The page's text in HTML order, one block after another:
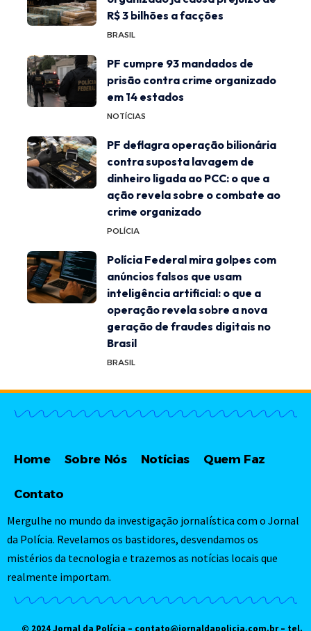
R$ 3 bilhões a facções
BRASIL
PF cumpre 93 mandados de
prisão contra crime organizado
em 14 estados
NOTÍCIAS
PF deflagra operação bilionária
contra suposta lavagem de
dinheiro ligada ao PCC: o que a
ação revela sobre o combate ao
crime organizado
POLÍCIA
Polícia Federal mira golpes com
anúncios falsos que usam
inteligência artificial: o que a
operação revela sobre a nova
geração de fraudes digitais no
Brasil
BRASIL
Home Sobre Nós Notícias Quem Faz
Contato
Mergulhe no mundo da investigação jornalística com o Jornal
da Polícia. Revelamos os bastidores, desvendamos os
mistérios da tecnologia e trazemos as notícias locais que
realmente importam.
© 2024 Jornal da Polícia – contato@jornaldapolicia.com.br– tel.